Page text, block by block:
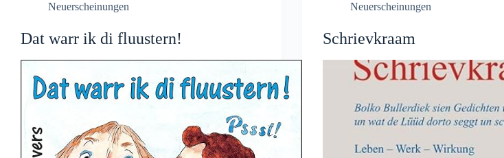
Neuerscheinungen
Dat warr ik di fluustern!
Neuerscheinungen
Schrievkraam